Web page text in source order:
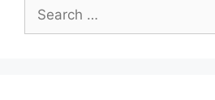
for: